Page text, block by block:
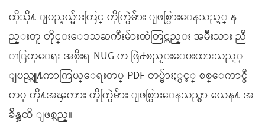
ထိုသို႔ ျပည္နယ္မ်ားတြင္ တိုက္ပြဲမ်ား ျဖစ္ပြားေနသည့္ န
ည္းတူ တိုင္းေဒသႀကီးမ်ားထဲတြင္လည္း အမ်ိဳးသား ညီ
ၫြတ္ေရး အစိုးရ NUG က ဖြဲ႕စည္းေပးထားသည့္
ျပည္သူ႔ကာကြယ္ေရးတပ္ PDF တပ္မ်ားႏွင့္ စစ္ေကာင္စီ
တပ္ တို႔အၾကား တိုက္ပြဲမ်ား ျဖစ္ပြားေနသည္မွာ ယေန႔ အ
ခ်ိန္အထိ ျဖစ္သည္။